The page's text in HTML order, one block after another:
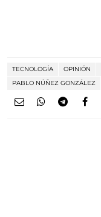
TECNOLOGÍA OPINIÓN
PABLO NÚÑEZ GONZÁLEZ